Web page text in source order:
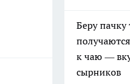
Беру пачку
к чаю —
сырников